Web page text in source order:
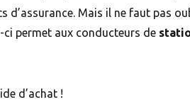
Mais il ne faut pas
permet aux conducteurs de
d’achat !